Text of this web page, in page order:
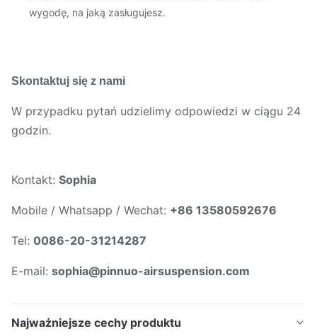
wygodę, na jaką zasługujesz.
Skontaktuj się z nami
W przypadku pytań udzielimy odpowiedzi w ciągu 24
godzin.
Kontakt: Sophia
Mobile / Whatsapp / Wechat: +86 13580592676
Tel: 0086-20-31214287
E-mail: sophia@pinnuo-airsuspension.com
Najważniejsze cechy produktu